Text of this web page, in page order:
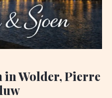
Wolder, Pierre